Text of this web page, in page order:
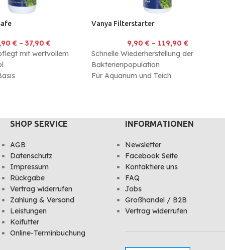
€– 37,90 €
mit wertvollem
Vanya Filterstarter
9,90 €– 119,90 €
Schnelle Wiederherstellung der
Bakterienpopulation
Für Aquarium und Teich
SHOP SERVICE
AGB
Datenschutz
Impressum
Rückgabe
Vertrag widerrufen
Zahlung & Versand
Leistungen
Koifutter
Online-Terminbuchung
INFORMATIONEN
Newsletter
Facebook Seite
Kontaktiere uns
FAQ
Jobs
Großhandel / B2B
Vertrag widerrufen